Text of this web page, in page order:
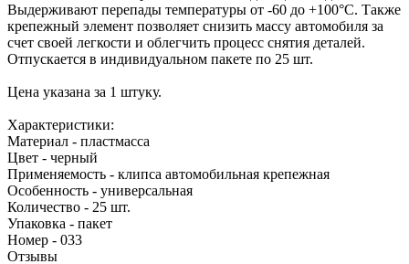
Выдерживают перепады температуры от -60 до +100°С. Также
крепежный элемент позволяет снизить массу автомобиля за
счет своей легкости и облегчить процесс снятия деталей.
Отпускается в индивидуальном пакете по 25 шт.
Цена указана за 1 штуку.
Характеристики:
Материал - пластмасса
Цвет - черный
Применяемость - клипса автомобильная крепежная
Особенность - универсальная
Количество - 25 шт.
Упаковка - пакет
Номер - 033
Отзывы